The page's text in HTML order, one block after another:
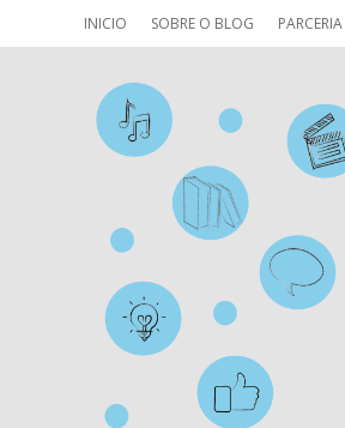
INICIO SOBRE O BLOG PARCERIA